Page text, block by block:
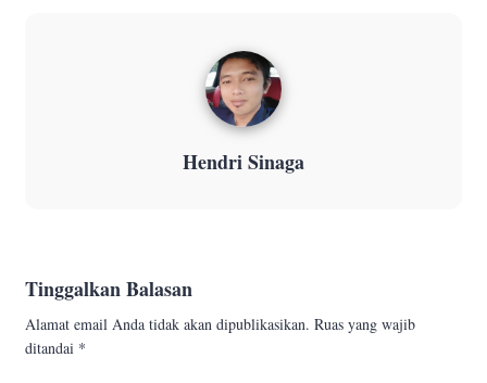
Hendri Sinaga
Tinggalkan Balasan
Alamat email Anda tidak akan dipublikasikan. Ruas yang wajib
ditandai *